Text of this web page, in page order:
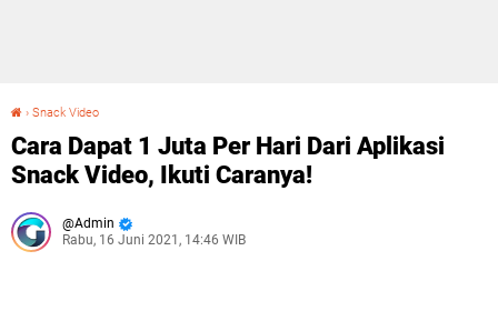
› Snack Video
Cara Dapat 1 Juta Per Hari Dari Aplikasi
Snack Video, Ikuti Caranya!
Admin
Rabu, 16 Juni 2021, 14:46 WIB